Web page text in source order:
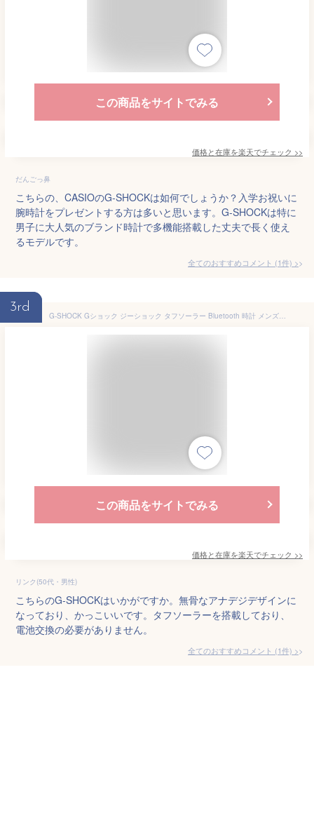
この商品をサイトでみる
価格と在庫を楽天でチェック >>
だんごっ鼻
こちらの、CASIOのG-SHOCKは如何でしょうか？入学お祝いに
腕時計をプレゼントする方は多いと思います。G-SHOCKは特に
男子に大人気のブランド時計で多機能搭載した丈夫で長く使え
るモデルです。
全てのおすすめコメント (1件) >
3rd
G-SHOCK Gショック ジーショック タフソーラー Bluetooth 時計 メンズ アナログ アナデジ GA-B2100-1A1 GA-B2100-2A GA-B2100-3A GA-B2100-1A GA-B2100MF-1A カシオーク 八角形 防水 薄型 ネイビー 緑 グリーン 黒 オールブラック 入学祝い 中学 高校 男の子
この商品をサイトでみる
価格と在庫を楽天でチェック >>
リンク(50代・男性)
こちらのG-SHOCKはいかがですか。無骨なアナデジデザインに
なっており、かっこいいです。タフソーラーを搭載しており、
電池交換の必要がありません。
全てのおすすめコメント (1件) >